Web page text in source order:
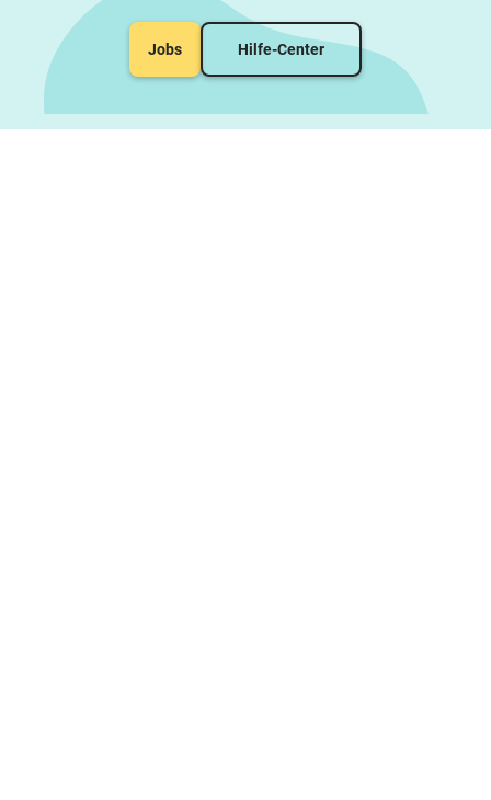
Jobs Hilfe-Center